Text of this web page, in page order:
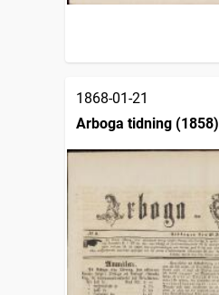
1868-01-21
Arboga tidning (1858)